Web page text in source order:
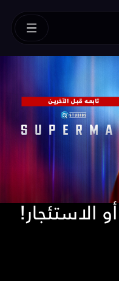
!متوفر الآن للشراء أو الاستئجار